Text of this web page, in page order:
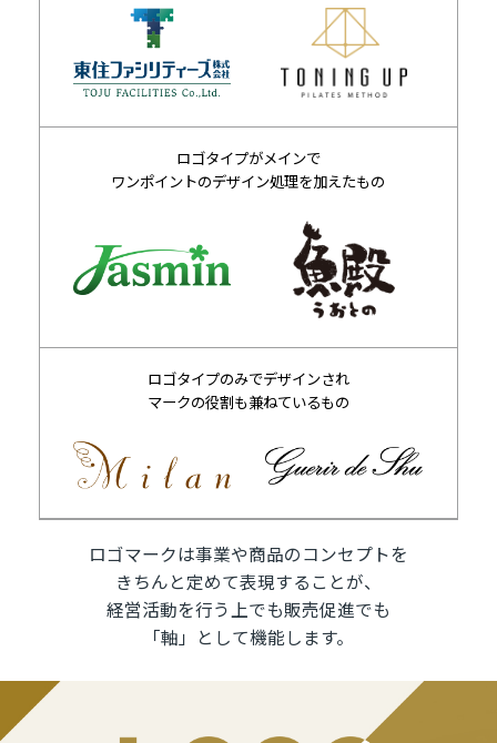
ロゴタイプがメインで
ワンポイントのデザイン処理を加えたもの
ロゴタイプのみでデザインされ
マークの役割も兼ねているもの
ロゴマークは事業や商品のコンセプトを
きちんと定めて表現することが、
経営活動を行う上でも販売促進でも
「軸」として機能します。